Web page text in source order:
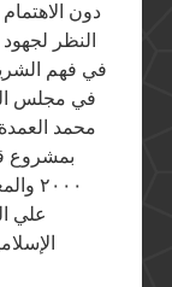
دون
النظر
في فهم
في مجلس
محمد
علي